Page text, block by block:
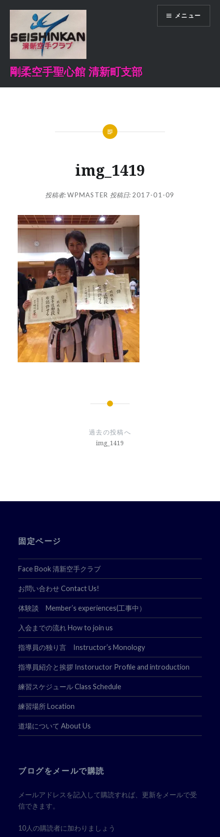
剛柔空手聖心館 清新町支部
メニュー
img_1419
投稿者:WPMASTER 投稿日: 2017-01-09
ー
過去の投稿へ
img_1419
固定ページ
Face Book 清新空手クラブ
お問い合わせ Contact Us!
体験談 Member’s experiences(工事中）
入会までの流れ How to join us
指導員の独り言 Instructor’s Monology
指導員紹介と挨拶 Instoructor Profile and introduction
練習スケジュール Class Schedule
練習場所 Location
道場について About Us
ブログをメールで購読
メールアドレスを記入して購読すれば、更新をメールで受
信できます。
10人の購読者に加わりましょう